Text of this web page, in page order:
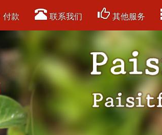
付款 联系我们 其他服务